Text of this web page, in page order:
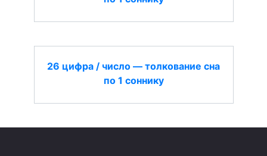
26 цифра / число — толкование сна
по 1 соннику